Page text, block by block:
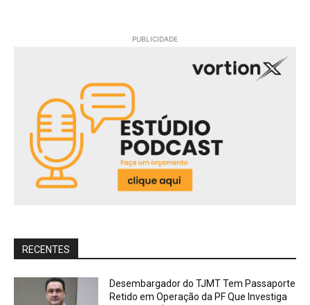
PUBLICIDADE
RECENTES
Desembargador do TJMT Tem Passaporte
Retido em Operação da PF Que Investiga